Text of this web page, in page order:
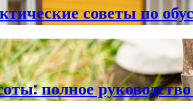
советы по
полное руководство